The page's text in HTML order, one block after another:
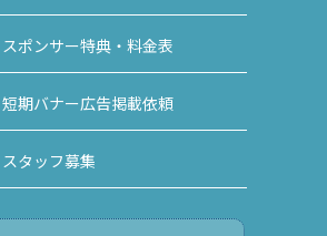
スポンサー特典・料金表
短期バナー広告掲載依頼
スタッフ募集